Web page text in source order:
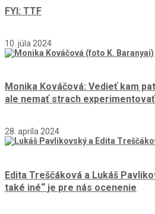
FYI: TTF
10. júla 2024
Monika Kováčová: Vedieť kam
ale nemať strach experimentovať
28. apríla 2024
Edita Treščáková a Lukáš
také iné“ je pre nás ocenenie